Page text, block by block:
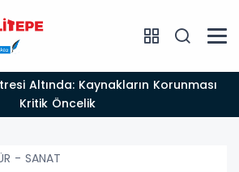
Kritik Öncelik
- SANAT